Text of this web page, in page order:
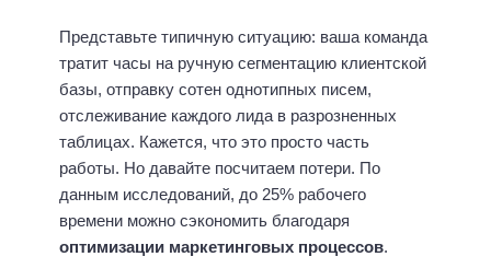
Представьте типичную ситуацию: ваша команда
тратит часы на ручную сегментацию клиентской
базы, отправку сотен однотипных писем,
отслеживание каждого лида в разрозненных
таблицах. Кажется, что это просто часть
работы. Но давайте посчитаем потери. По
данным исследований, до 25% рабочего
времени можно сэкономить благодаря
оптимизации маркетинговых процессов.